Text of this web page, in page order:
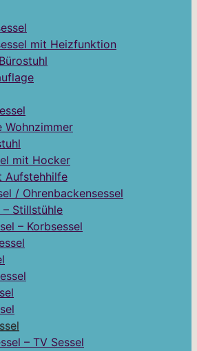
mit Heizfunktion
Wohnzimmer
mit Hocker
Aufstehhilfe
/ Ohrenbackensessel
– Stillstühle
– Korbsessel
– TV Sessel